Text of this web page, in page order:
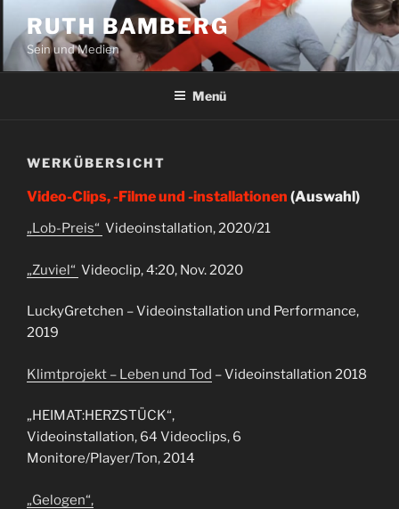
Inhalt
springen
RUTH BAMBERG
Sein und Medien
Menü
WERKÜBERSICHT
Video-Clips, -Filme und -installationen (Auswahl)
„Lob-Preis“ Videoinstallation, 2020/21
„Zuviel“ Videoclip, 4:20, Nov. 2020
LuckyGretchen – Videoinstallation und Performance,
2019
Klimtprojekt – Leben und Tod – Videoinstallation 2018
„HEIMAT:HERZSTÜCK“,
Videoinstallation, 64 Videoclips, 6
Monitore/Player/Ton, 2014
„Gelogen“,